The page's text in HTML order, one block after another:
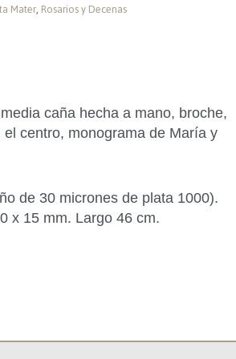
Mater, Rosarios y Decenas
caña hecha a mano, broche,
centro, monograma de María y
de 30 micrones de plata 1000).
x 15 mm. Largo 46 cm.